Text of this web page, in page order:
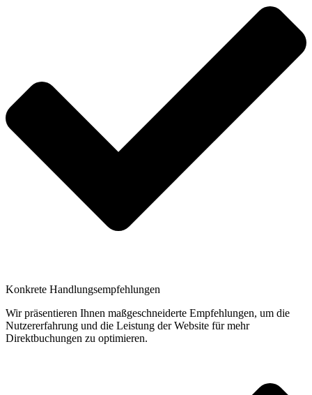
Konkrete Handlungsempfehlungen
Wir präsentieren Ihnen maßgeschneiderte Empfehlungen, um die
Nutzererfahrung und die Leistung der Website für mehr
Direktbuchungen zu optimieren.